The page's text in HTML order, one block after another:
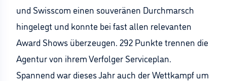
und Swisscom einen souveränen Durchmarsch
hingelegt und konnte bei fast allen relevanten
Award Shows überzeugen. 292 Punkte trennen die
Agentur von ihrem Verfolger Serviceplan.
Spannend war dieses Jahr auch der Wettkampf um